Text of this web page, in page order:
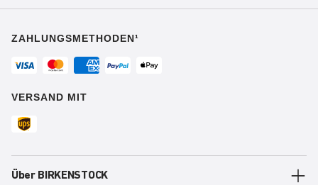
ZAHLUNGSMETHODEN¹
VERSAND MIT
Über BIRKENSTOCK